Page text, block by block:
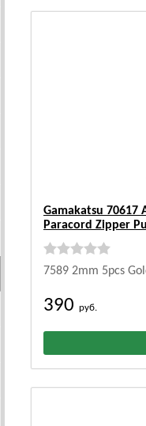
Gamakatsu 70617
Paracord Zipper
7589 2mm 5pcs
390 руб.